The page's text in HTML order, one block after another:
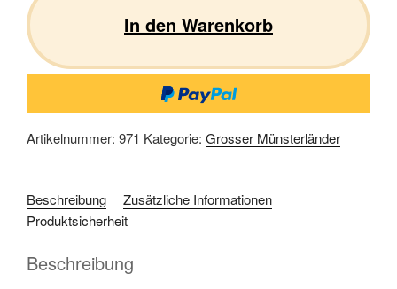
In den Warenkorb
Artikelnummer: 971 Kategorie: Grosser Münsterländer
Beschreibung
Zusätzliche Informationen
Produktsicherheit
Beschreibung